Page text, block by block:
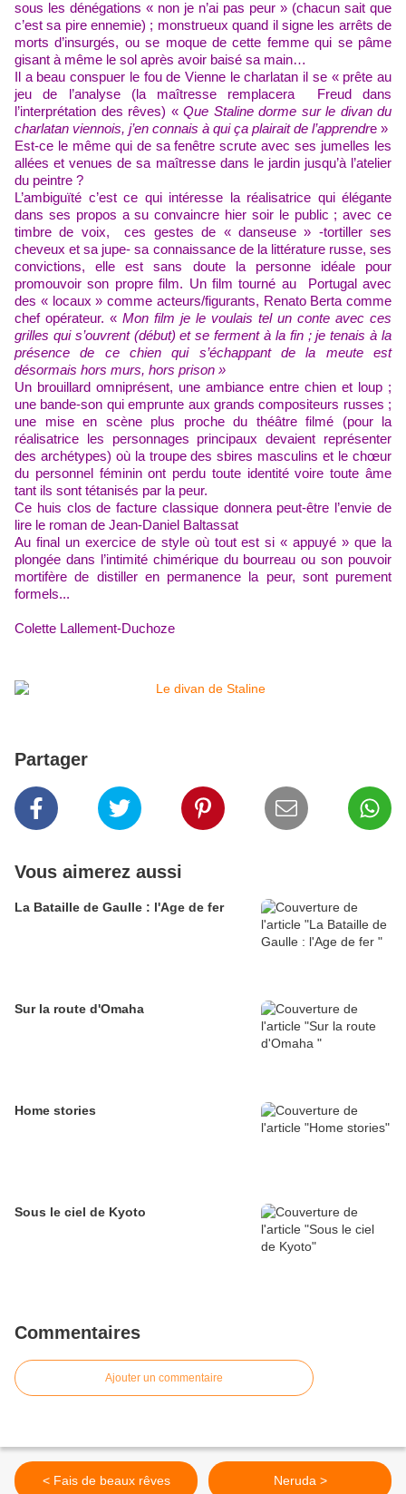
sous les dénégations « non je n’ai pas peur » (chacun sait que
c’est sa pire ennemie) ; monstrueux quand il signe les arrêts de
morts d’insurgés, ou se moque de cette femme qui se pâme
gisant à même le sol après avoir baisé sa main…
l a beau conspuer le fou de Vienne le charlatan il se « prête au
jeu de l’analyse (la maîtresse remplacera Freud dans
l’interprétation des rêves) « Que Staline dorme sur le divan du
charlatan viennois, j’en connais à qui ça plairait de l’apprendre »
Est-ce le même qui de sa fenêtre scrute avec ses jumelles les
allées et venues de sa maîtresse dans le jardin jusqu’à l’atelier
du peintre ?
L’ambiguïté c’est ce qui intéresse la réalisatrice qui élégante
dans ses propos a su convaincre hier soir le public ; avec ce
timbre de voix, ces gestes de « danseuse » -tortiller ses
cheveux et sa jupe- sa connaissance de la littérature russe, ses
convictions, elle est sans doute la personne idéale pour
promouvoir son propre film. Un film tourné au Portugal avec
des « locaux » comme acteurs/figurants, Renato Berta comme
chef opérateur. « Mon film je le voulais tel un conte avec ces
grilles qui s’ouvrent (début) et se ferment à la fin ; je tenais à la
présence de ce chien qui s’échappant de la meute est
désormais hors murs, hors prison »
Un brouillard omniprésent, une ambiance entre chien et loup ;
une bande-son qui emprunte aux grands compositeurs russes ;
une mise en scène plus proche du théâtre filmé (pour la
réalisatrice les personnages principaux devaient représenter
des archétypes) où la troupe des sbires masculins et le chœur
du personnel féminin ont perdu toute identité voire toute âme
tant ils sont tétanisés par la peur.
Ce huis clos de facture classique donnera peut-être l’envie de
lire le roman de Jean-Daniel Baltassat
Au final un exercice de style où tout est si « appuyé » que la
plongée dans l’intimité chimérique du bourreau ou son pouvoir
mortifère de distiller en permanence la peur, sont purement
formels...
Colette Lallement-Duchoze
Partager
Vous aimerez aussi
La Bataille de Gaulle : l'Age de fer
Sur la route d'Omaha
Home stories
Sous le ciel de Kyoto
Commentaires
Ajouter un commentaire
< Fais de beaux rêves Neruda >